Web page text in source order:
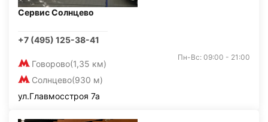
Сервис Солнцево
+7 (495) 125-38-41
Говорово(1,35 км)
Солнцево(930 м)
Пн-Вс: 09:00 - 21:00
ул.Главмосстроя 7а